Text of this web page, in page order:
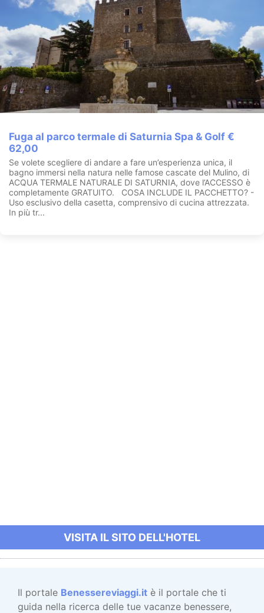
Fuga al parco termale di Saturnia Spa & Golf €
62,00
Se volete scegliere di andare a fare un’esperienza unica, il
bagno immersi nella natura nelle famose cascate del Mulino, di
ACQUA TERMALE NATURALE DI SATURNIA, dove l’ACCESSO è
completamente GRATUITO. COSA INCLUDE IL PACCHETTO? -
Uso esclusivo della casetta, comprensivo di cucina attrezzata.
In più tr...
VISITA IL SITO DELL'HOTEL
Il portale Benessereviaggi.it è il portale che ti
guida nella ricerca delle tue vacanze benessere,